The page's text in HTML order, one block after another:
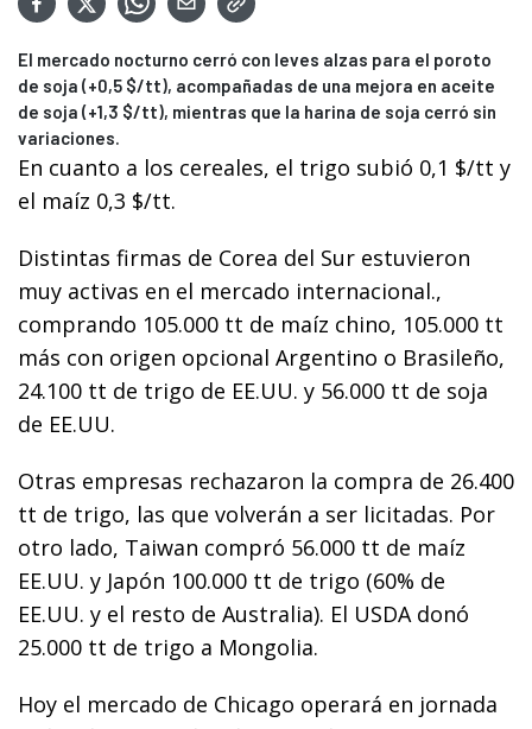
El mercado nocturno cerró con leves alzas para el poroto
de soja (+0,5 $/tt), acompañadas de una mejora en aceite
de soja (+1,3 $/tt), mientras que la harina de soja cerró sin
variaciones.
En cuanto a los cereales, el trigo subió 0,1 $/tt y
el maíz 0,3 $/tt.
Distintas firmas de Corea del Sur estuvieron
muy activas en el mercado internacional.,
comprando 105.000 tt de maíz chino, 105.000 tt
más con origen opcional Argentino o Brasileño,
24.100 tt de trigo de EE.UU. y 56.000 tt de soja
de EE.UU.
Otras empresas rechazaron la compra de 26.400
tt de trigo, las que volverán a ser licitadas. Por
otro lado, Taiwan compró 56.000 tt de maíz
EE.UU. y Japón 100.000 tt de trigo (60% de
EE.UU. y el resto de Australia). El USDA donó
25.000 tt de trigo a Mongolia.
Hoy el mercado de Chicago operará en jornada